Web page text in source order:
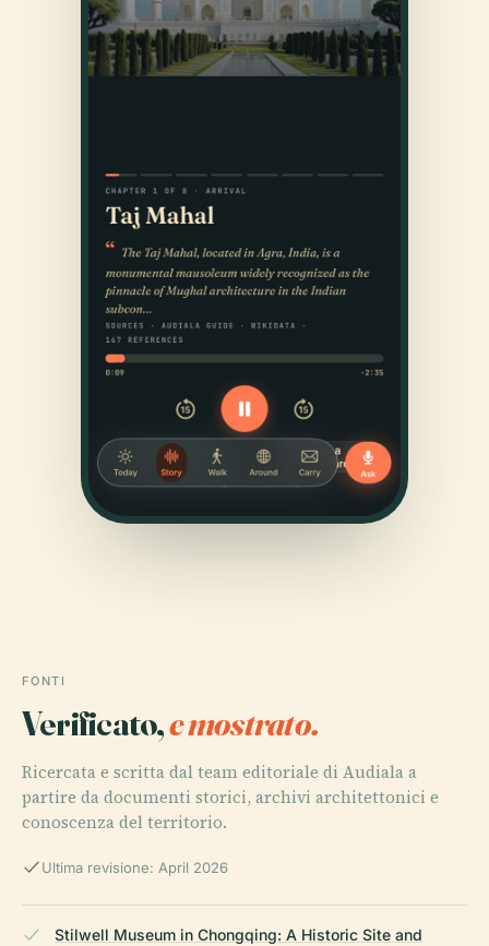
FONTI
Verificato,e mostrato.
Ricercata e scritta dal team editoriale di Audiala a
partire da documenti storici, archivi architettonici e
conoscenza del territorio.
Ultima revisione: April 2026
Stilwell Museum in Chongqing: A Historic Site and